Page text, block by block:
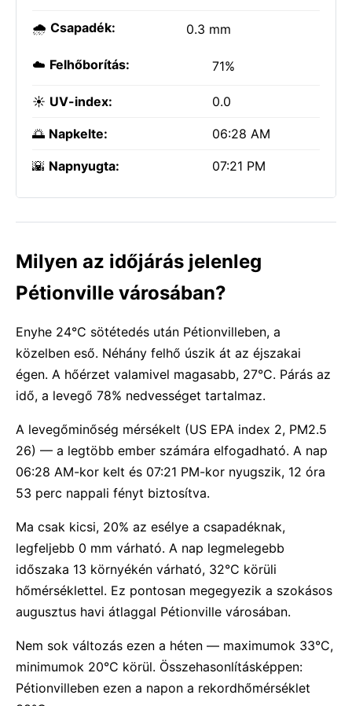
🌧️ Csapadék: 0.3 mm
☁️ Felhőborítás: 71%
☀️ UV-index: 0.0
🌅 Napkelte: 06:28 AM
🌇 Napnyugta: 07:21 PM
Milyen az időjárás jelenleg
Pétionville városában?
Enyhe 24°C sötétedés után Pétionvilleben, a
közelben eső. Néhány felhő úszik át az éjszakai
égen. A hőérzet valamivel magasabb, 27°C. Párás az
idő, a levegő 78% nedvességet tartalmaz.
A levegőminőség mérsékelt (US EPA index 2, PM2.5
26) — a legtöbb ember számára elfogadható. A nap
06:28 AM-kor kelt és 07:21 PM-kor nyugszik, 12 óra
53 perc nappali fényt biztosítva.
Ma csak kicsi, 20% az esélye a csapadéknak,
legfeljebb 0 mm várható. A nap legmelegebb
időszaka 13 környékén várható, 32°C körüli
hőmérséklettel. Ez pontosan megegyezik a szokásos
augusztus havi átlaggal Pétionville városában.
Nem sok változás ezen a héten — maximumok 33°C,
minimumok 20°C körül. Összehasonlításképpen:
Pétionvilleben ezen a napon a rekordhőmérséklet